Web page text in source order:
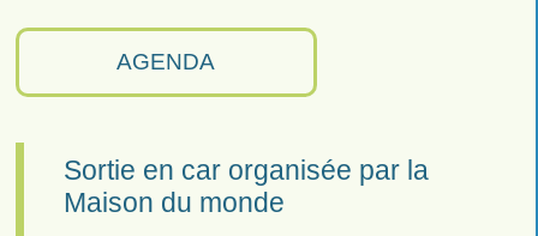
AGENDA
Sortie en car organisée par la
Maison du monde